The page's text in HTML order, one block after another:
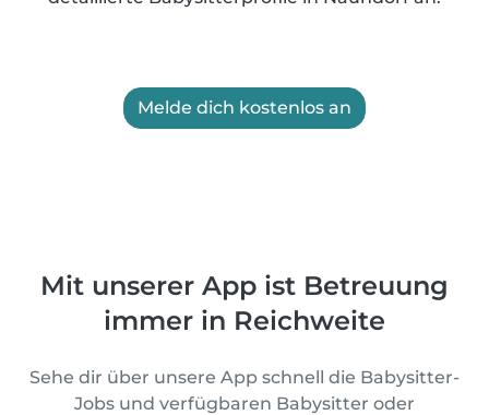
Melde dich kostenlos an
Mit unserer App ist Betreuung
immer in Reichweite
Sehe dir über unsere App schnell die Babysitter-
Jobs und verfügbaren Babysitter oder